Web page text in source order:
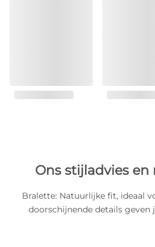
Ons stijladvies en
Bralette: Natuurlijke fit, ideaal
doorschijnende details geven